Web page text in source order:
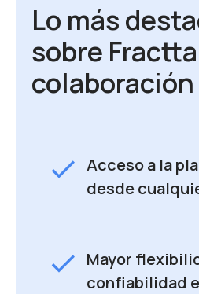
Lo más
sobre
colaboración
check Acceso a la
desde
check Mayor
confiabilidad